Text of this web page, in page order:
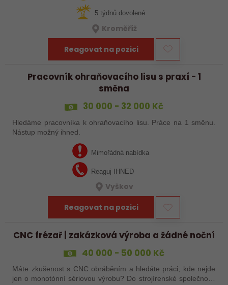
5 týdnů dovolené
Kroměříž
Reagovat na pozici
Pracovník ohraňovacího lisu s praxí - 1
směna
30 000 - 32 000 Kč
Hledáme pracovníka k ohraňovacího lisu. Práce na 1 směnu.
Nástup možný ihned.
Mimořádná nabídka
Reaguj IHNED
Vyškov
Reagovat na pozici
CNC frézař | zakázková výroba a žádné noční
40 000 - 50 000 Kč
Máte zkušenost s CNC obráběním a hledáte práci, kde nejde
jen o monotónní sériovou výrobu? Do strojírenské společnosti